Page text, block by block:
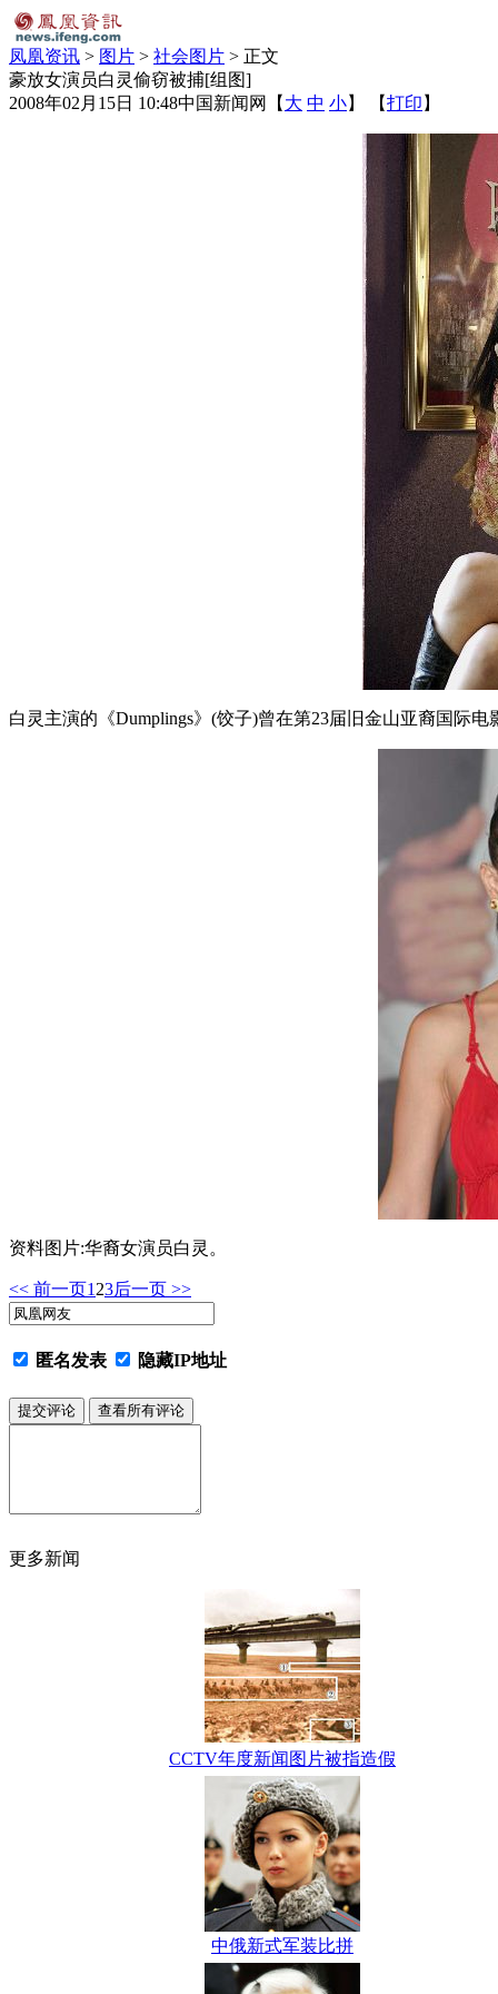
凤凰资讯 > 图片 > 社会图片 > 正文
豪放女演员白灵偷窃被捕[组图]
2008年02月15日 10:48中国新闻网 【 大 中 小】 【打印 】
白灵主演的《Dumplings》(饺子)曾在第23届旧金山亚裔国际
资料图片:华裔女演员白灵。
<< 前一页1 23后一页 >>
匿名发表 隐藏IP地址
更多新闻
CCTV年度新闻图片被指造假
中俄新式军装比拼